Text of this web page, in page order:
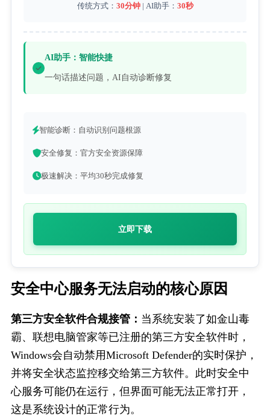
传统方式： 30分钟 | AI助手： 30秒
AI助手：智能快捷
一句话描述问题，AI自动诊断修复
智能诊断：自动识别问题根源
安全修复：官方安全资源保障
极速解决：平均30秒完成修复
立即下载
安全中心服务无法启动的核心原因
第三方安全软件合规接管： 当系统安装了如金山毒
霸、联想电脑管家等已注册的第三方安全软件时，
Windows会自动禁用Microsoft Defender的实时保护，
并将安全状态监控移交给第三方软件。此时安全中
心服务可能仍在运行，但界面可能无法正常打开，
这是系统设计的正常行为。